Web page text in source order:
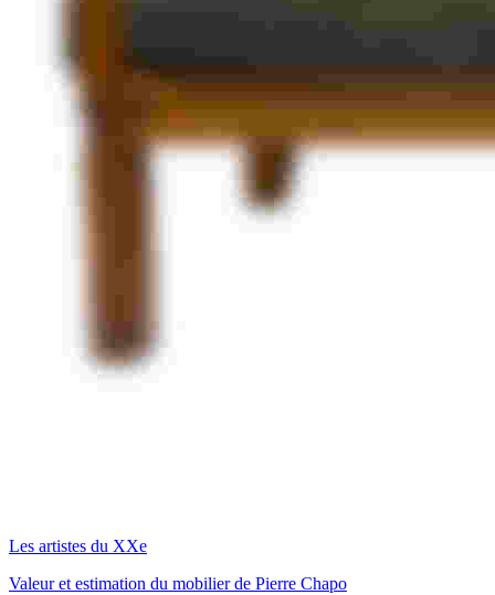
Les artistes du XXe
Valeur et estimation du mobilier de Pierre Chapo